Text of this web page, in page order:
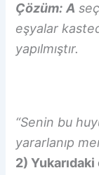
Çözüm: A
eşyalar
yapılmıştır.
“Senin bu
yararlanıp
2)